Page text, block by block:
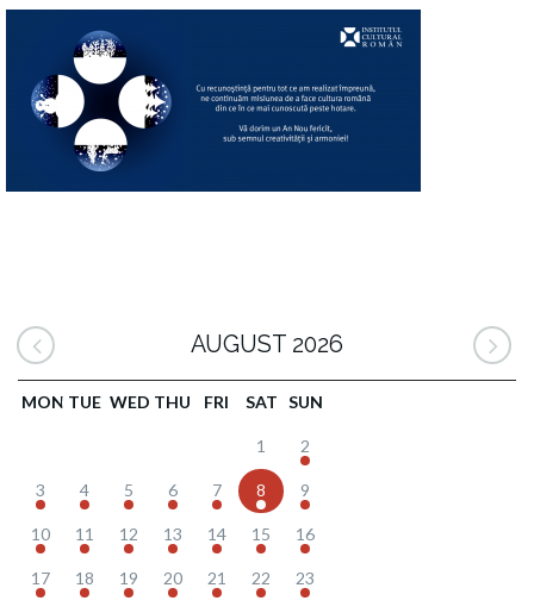
AUGUST 2026
MON TUE WED THU FRI SAT SUN
1 2
3 4 5 6 7 8 9
10 11 12 13 14 15 16
17 18 19 20 21 22 23